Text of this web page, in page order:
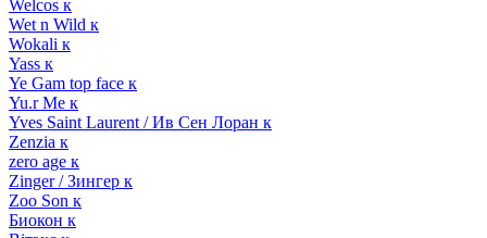
Welcos к
Wet n Wild к
Wokali к
Yass к
Ye Gam top face к
Yu.r Me к
Yves Saint Laurent / Ив Сен Лоран к
Zenzia к
zero age к
Zinger / Зингер к
Zoo Son к
Биокон к